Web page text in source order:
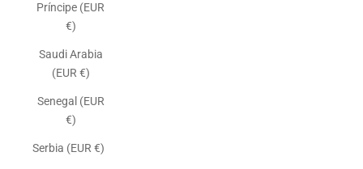
Príncipe (EUR
€)
Saudi Arabia
(EUR €)
Senegal (EUR
€)
Serbia (EUR €)